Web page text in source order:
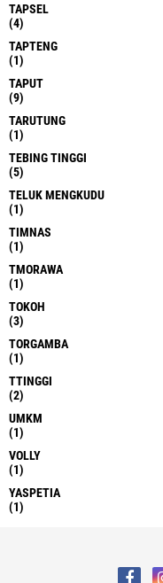
TAPSEL
(4)
TAPTENG
(1)
TAPUT
(9)
TARUTUNG
(1)
TEBING TINGGI
(5)
TELUK MENGKUDU
(1)
TIMNAS
(1)
TMORAWA
(1)
TOKOH
(3)
TORGAMBA
(1)
TTINGGI
(2)
UMKM
(1)
VOLLY
(1)
YASPETIA
(1)